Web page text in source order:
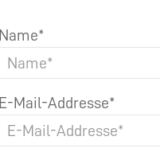
Name*
E-Mail-Addresse*